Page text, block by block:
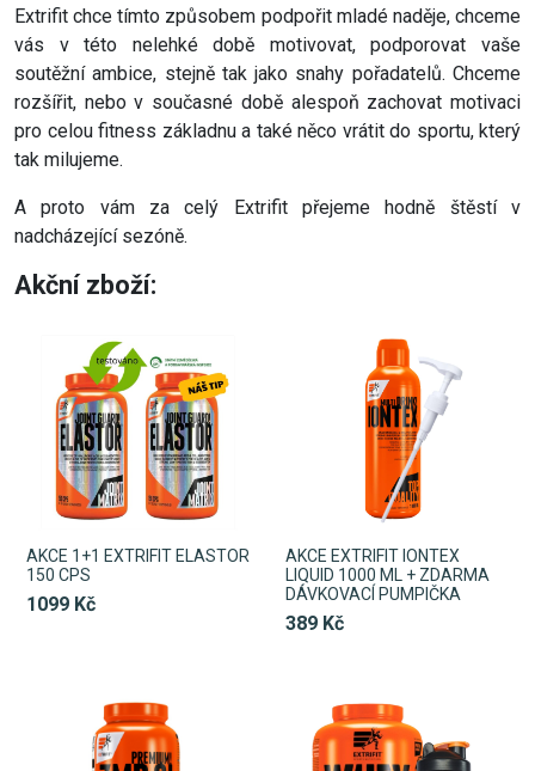
Extrifit chce tímto způsobem podpořit mladé naděje, chceme
vás v této nelehké době motivovat, podporovat vaše
soutěžní ambice, stejně tak jako snahy pořadatelů. Chceme
rozšířit, nebo v současné době alespoň zachovat motivaci
pro celou fitness základnu a také něco vrátit do sportu, který
tak milujeme.
A proto vám za celý Extrifit přejeme hodně štěstí v
nadcházející sezóně.
Akční zboží:
AKCE 1+1 EXTRIFIT ELASTOR
150 CPS
1099 Kč
AKCE EXTRIFIT IONTEX
LIQUID 1000 ML + ZDARMA
DÁVKOVACÍ PUMPIČKA
389 Kč